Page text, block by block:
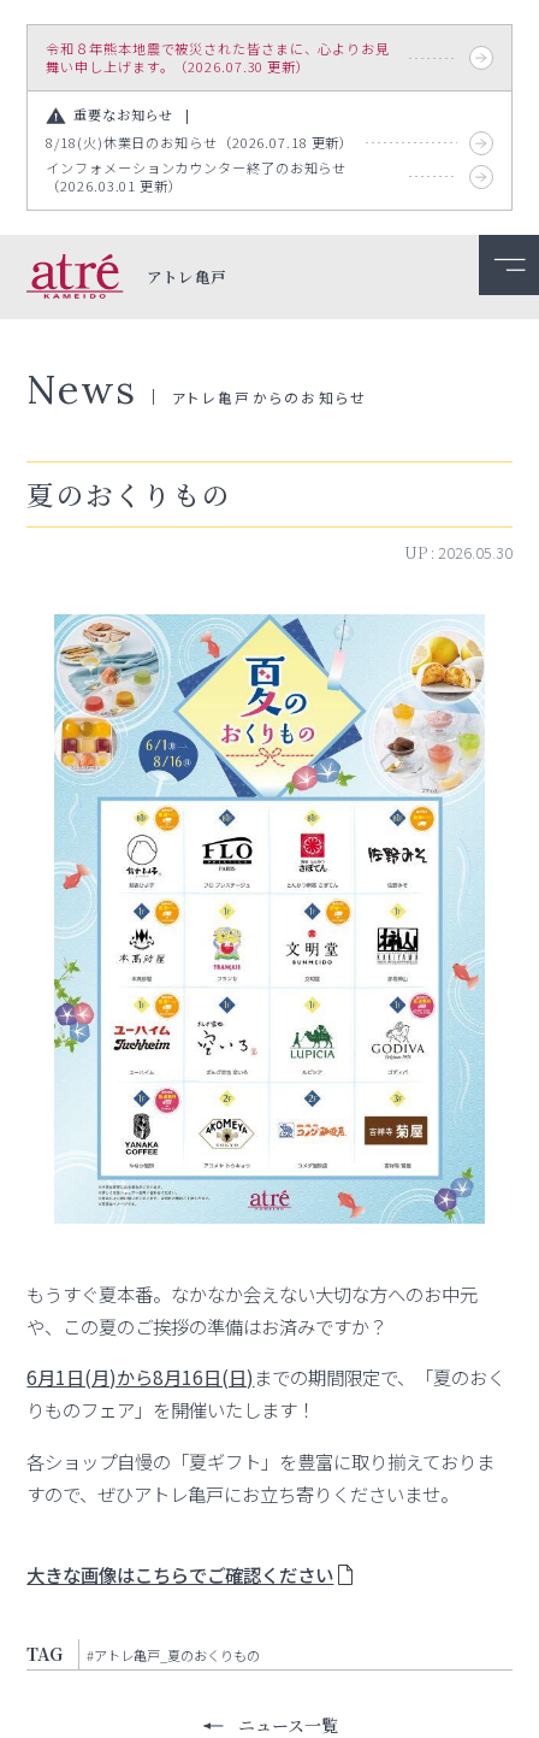
令和８年熊本地震で被災された皆さまに、心よりお見
舞い申し上げます。（2026.07.30 更新）
重要なお知らせ
8/18(火)休業日のお知らせ（2026.07.18 更新）
インフォメーションカウンター終了のお知らせ
（2026.03.01 更新）
アトレ亀戸
News アトレ亀戸からのお知らせ
夏のおくりもの
UP : 2026.05.30
もうすぐ夏本番。なかなか会えない大切な方へのお中元
や、この夏のご挨拶の準備はお済みですか？
6月1日(月)から8月16日(日) までの期間限定で、「夏のおく
りものフェア」を開催いたします！
各ショップ自慢の「夏ギフト」を豊富に取り揃えておりま
すので、ぜひアトレ亀戸にお立ち寄りくださいませ。
大きな画像はこちらでご確認ください
TAG #アトレ亀戸_夏のおくりもの
ニュース一覧